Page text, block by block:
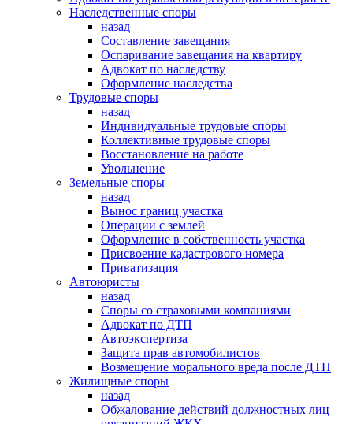
Наследственные споры
назад
Составление завещания
Оспаривание завещания на квартиру
Адвокат по наследству
Оформление наследства
Трудовые споры
назад
Индивидуальные трудовые споры
Коллективные трудовые споры
Восстановление на работе
Увольнение
Земельные споры
назад
Вынос границ участка
Операции с землей
Оформление в собственность участка
Присвоение кадастрового номера
Приватизация
Автоюристы
назад
Споры со страховыми компаниями
Адвокат по ДТП
Автоэкспертиза
Защита прав автомобилистов
Возмещение морального вреда после ДТП
Жилищные споры
назад
Обжалование действий должностных лиц